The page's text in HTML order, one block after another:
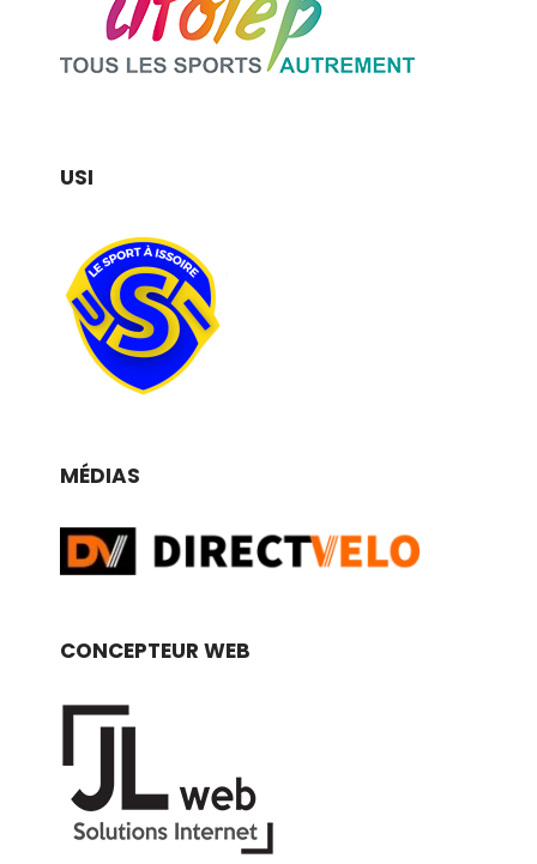
USI
MÉDIAS
CONCEPTEUR WEB